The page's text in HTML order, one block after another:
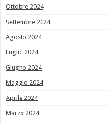
Ottobre 2024
Settembre 2024
Agosto 2024
Luglio 2024
Giugno 2024
Maggio 2024
Aprile 2024
Marzo 2024